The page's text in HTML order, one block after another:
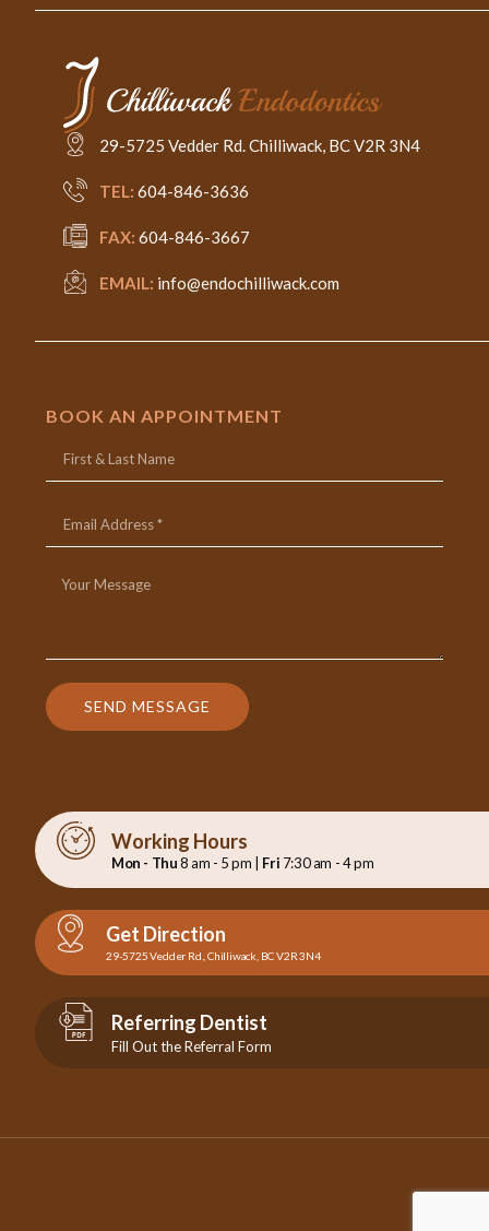
29-5725 Vedder Rd. Chilliwack, BC V2R 3N4
TEL: 604-846-3636
FAX: 604-846-3667
EMAIL: info@endochilliwack.com
BOOK AN APPOINTMENT
SEND MESSAGE
Working Hours
Mon - Thu8 am - 5 pm | Fri 7:30 am - 4 pm
Get Direction
29-5725 Vedder Rd., Chilliwack, BC V2R 3N4
Referring Dentist
Fill Out the Referral Form